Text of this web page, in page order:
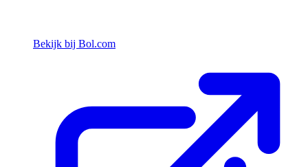
Bekijk bij Bol.com